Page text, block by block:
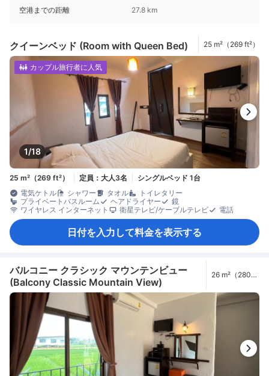
空港までの距離 27.8 km
クイーンベッド (Room with Queen Bed) 25 m²（269 ft²）
1/18
カップル旅行者に人気
25 m²（269 ft²） 定員：大人3名
シングルベッド 1台
電気ケトル
シャワー タオル
トイレタリー
プライベートバスルーム
ヘアドライヤー
鏡
ワイヤレス インターネット
衛星テレビ/ケーブルテレビ 電話
日付を入力して料金を表示する
バルコニー クラシック マウンテンビュー
(Balcony Classic Mountain View)
26 m²（280